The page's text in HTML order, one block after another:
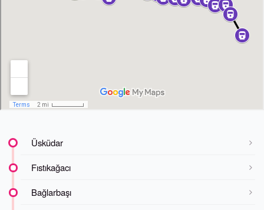
Üsküdar
Fıstıkağacı
Bağlarbaşı